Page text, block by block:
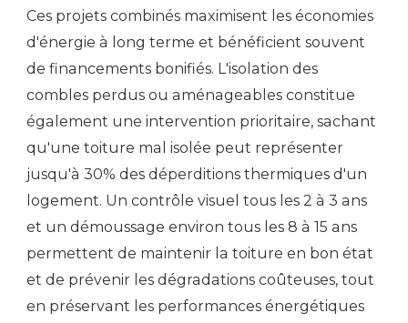
Ces projets combinés maximisent les économies
d'énergie à long terme et bénéficient souvent
de financements bonifiés. L'isolation des
combles perdus ou aménageables constitue
également une intervention prioritaire, sachant
qu'une toiture mal isolée peut représenter
jusqu'à 30% des déperditions thermiques d'un
logement. Un contrôle visuel tous les 2 à 3 ans
et un démoussage environ tous les 8 à 15 ans
permettent de maintenir la toiture en bon état
et de prévenir les dégradations coûteuses, tout
en préservant les performances énergétiques